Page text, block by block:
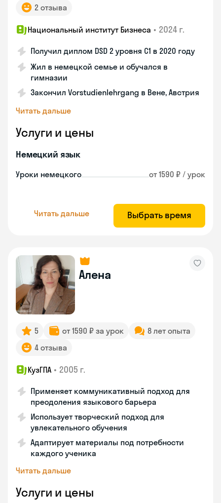
2 отзыва
Национальный институт Бизнеса • 2024 г.
Получил диплом DSD 2 уровня С1 в 2020 году
Жил в немецкой семье и обучался в
гимназии
Закончил Vorstudienlehrgang в Вене, Австрия
Читать дальше
Услуги и цены
Немецкий язык
Уроки немецкого от 1590 ₽ / урок
Читать дальше Выбрать время
Алена
5 от 1590 ₽ за урок
8 лет опыта
4 отзыва
КузГПА • 2005 г.
Применяет коммуникативный подход для
преодоления языкового барьера
Использует творческий подход для
увлекательного обучения
Адаптирует материалы под потребности
каждого ученика
Читать дальше
Услуги и цены